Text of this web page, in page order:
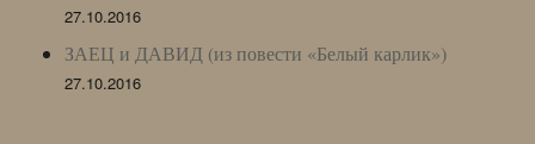
27.10.2016
ЗАЕЦ и ДАВИД (из повести «Белый карлик»)
27.10.2016